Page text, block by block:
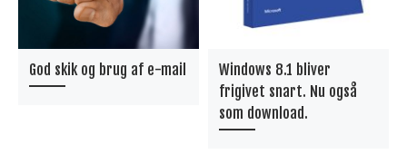
God skik og brug af e-mail
Windows 8.1 bliver
frigivet snart. Nu også
som download.